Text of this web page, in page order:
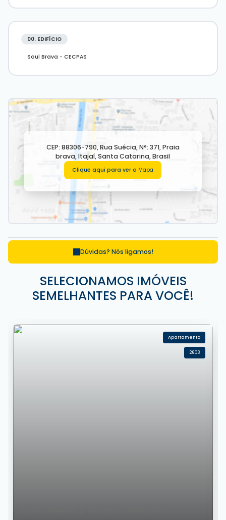
00. EDIFÍCIO
Soul Brava - CECPAS
CEP: 88306-790,Rua Suécia,N°: 371,Praia
brava,Itajaí,Santa Catarina,Brasil
Clique aqui para ver o Mapa
Dúvidas? Nós ligamos!
SELECIONAMOS IMÓVEIS
SEMELHANTES PARA VOCÊ!
Apartamento
2603